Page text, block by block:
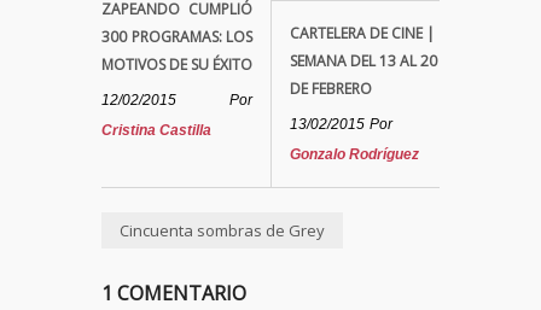
ZAPEANDO CUMPLIÓ
300 PROGRAMAS: LOS
MOTIVOS DE SU ÉXITO
12/02/2015
Por
Cristina Castilla
CARTELERA DE CINE |
SEMANA DEL 13 AL 20
DE FEBRERO
13/02/2015 Por
Gonzalo Rodríguez
Cincuenta sombras de Grey
1 COMENTARIO